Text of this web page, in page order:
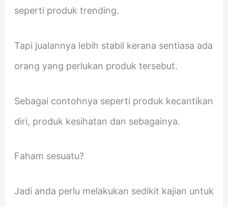
seperti produk trending.
Tapi jualannya lebih stabil kerana sentiasa ada
orang yang perlukan produk tersebut.
Sebagai contohnya seperti produk kecantikan
diri, produk kesihatan dan sebagainya.
Faham sesuatu?
Jadi anda perlu melakukan sedikit kajian untuk